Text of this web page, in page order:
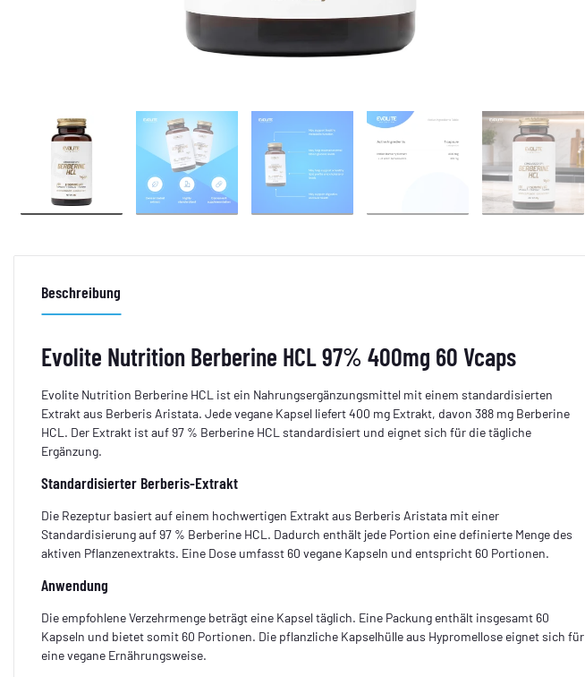
Beschreibung
Evolite Nutrition Berberine HCL 97% 400mg 60 Vcaps
Evolite Nutrition Berberine HCL ist ein Nahrungsergänzungsmittel mit einem standardisierten
Extrakt aus Berberis Aristata. Jede vegane Kapsel liefert 400 mg Extrakt, davon 388 mg Berberine
HCL. Der Extrakt ist auf 97 % Berberine HCL standardisiert und eignet sich für die tägliche
Ergänzung.
Standardisierter Berberis-Extrakt
Die Rezeptur basiert auf einem hochwertigen Extrakt aus Berberis Aristata mit einer
Standardisierung auf 97 % Berberine HCL. Dadurch enthält jede Portion eine definierte Menge des
aktiven Pflanzenextrakts. Eine Dose umfasst 60 vegane Kapseln und entspricht 60 Portionen.
Anwendung
Die empfohlene Verzehrmenge beträgt eine Kapsel täglich. Eine Packung enthält insgesamt 60
Kapseln und bietet somit 60 Portionen. Die pflanzliche Kapselhülle aus Hypromellose eignet sich für
eine vegane Ernährungsweise.